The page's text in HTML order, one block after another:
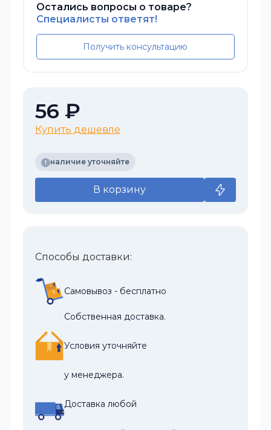
Остались вопросы о товаре?
Специалисты ответят!
Получить консультацию
56 ₽
Купить дешевле
наличие уточняйте
В корзину
Способы доставки:
Самовывоз - бесплатно
Собственная доставка.
Условия уточняйте
у менеджера.
Доставка любой